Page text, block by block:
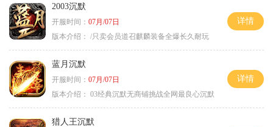
2003沉默
开服时间： 07月/07日
版本介绍： /只卖会员道召麒麟装备全爆长久耐玩
详情
蓝月沉默
开服时间： 07月/07日
版本介绍： 03经典沉默无商铺挑战全网最良心沉默
详情
猎人王沉默